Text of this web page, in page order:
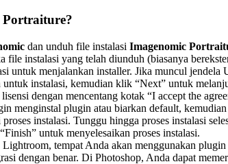
Portraiture?
dan unduh file instalasi Imagenomic
file instalasi yang telah diunduh (biasanya
untuk menjalankan installer. Jika muncul
instalasi, kemudian klik “Next” untuk
dengan mencentang kotak “I accept the
menginstal plugin atau biarkan default,
instalasi. Tunggu hingga proses instalasi
untuk menyelesaikan proses instalasi.
tempat Anda akan menggunakan plugin
dengan benar. Di Photoshop, Anda dapat